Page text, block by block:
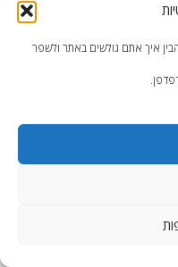
איך אתם גולשים באתר ולשפר